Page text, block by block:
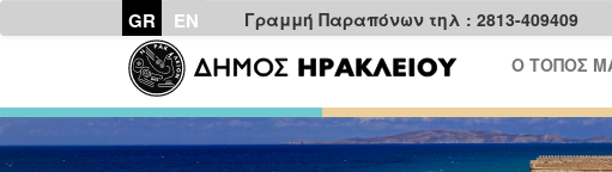
GR EN Γραμμή Παραπόνων τηλ : 2813-409409
Ο ΤΟΠΟΣ